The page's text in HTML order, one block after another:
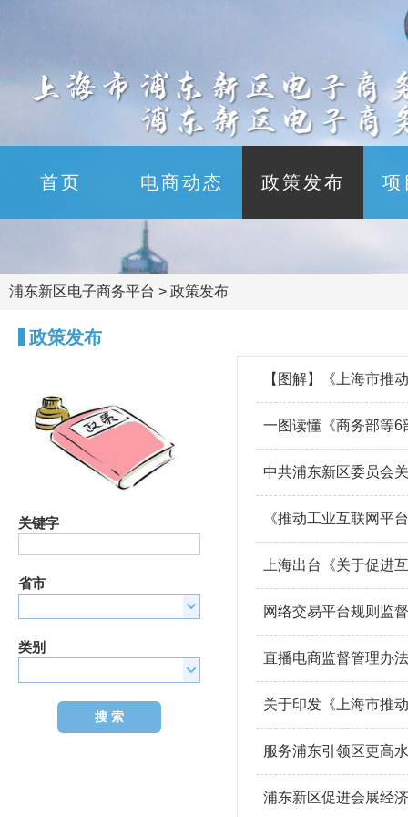
首页 电商动态 政策发布 项
浦东新区电子商务平台 > 政策发布
政策发布
关键字
省市
类别
【图解】《上海市推
一图读懂《商务部等
中共浦东新区委员会
《推动工业互联网平
上海出台《关于促进
网络交易平台规则监
直播电商监督管理办法
关于印发《上海市推
服务浦东引领区更高
浦东新区促进会展经